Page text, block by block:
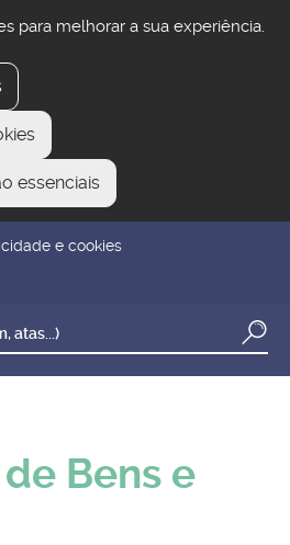
para melhorar a sua experiência.
essenciais
e cookies
Bens e